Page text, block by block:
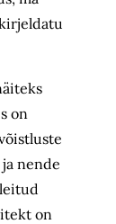
on
nende
on